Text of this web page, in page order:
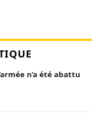
n’a été abattu